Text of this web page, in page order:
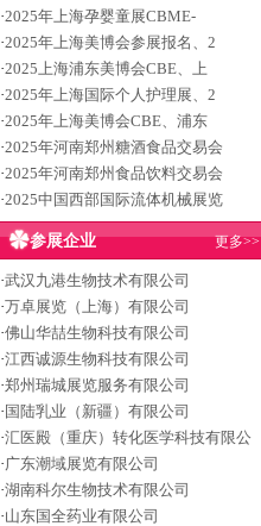
·2025年上海孕婴童展CBME-
·2025年上海美博会参展报名、2
·2025上海浦东美博会CBE、上
·2025年上海国际个人护理展、2
·2025年上海美博会CBE、浦东
·2025年河南郑州糖酒食品交易会
·2025年河南郑州食品饮料交易会
·2025中国西部国际流体机械展览
参展企业 更多>>
·武汉九港生物技术有限公司
·万卓展览（上海）有限公司
·佛山华喆生物科技有限公司
·江西诚源生物科技有限公司
·郑州瑞城展览服务有限公司
· 国陆乳业（新疆）有限公司
·汇医殿（重庆）转化医学科技有限公
·广东潮域展览有限公司
·湖南科尔生物技术有限公司
·山东国全药业有限公司